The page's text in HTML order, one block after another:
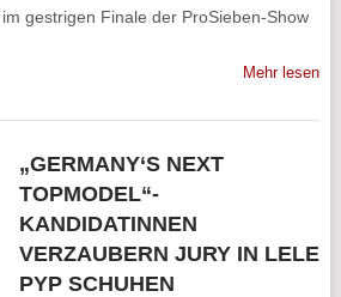
gestrigen Finale der ProSieben-Show
Mehr lesen
„GERMANY‘S NEXT
TOPMODEL“-
KANDIDATINNEN
VERZAUBERN JURY IN LELE
PYP SCHUHEN